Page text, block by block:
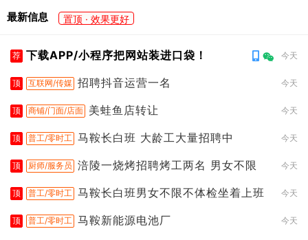
最新信息 置顶 · 效果更好
荐 下载APP/小程序把网站装进口袋！ 今天
顶 互联网/传媒 招聘抖音运营一名 今天
顶 商铺/门面/店面 美蛙鱼店转让 今天
顶 普工/零时工 马鞍长白班 大龄工大量招聘中 今天
顶 厨师/服务员 涪陵一烧烤招聘烤工两名 男女不限 今天
顶 普工/零时工 马鞍长白班男女不限不体检坐着上班 今天
顶 普工/零时工 马鞍新能源电池厂 今天